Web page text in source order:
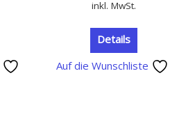
inkl. MwSt.
Details
Auf die Wunschliste